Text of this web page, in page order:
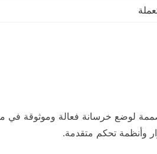
لوضع خرسانة فعالة وموثوقة في
وأنظمة تحكم متقدمة.